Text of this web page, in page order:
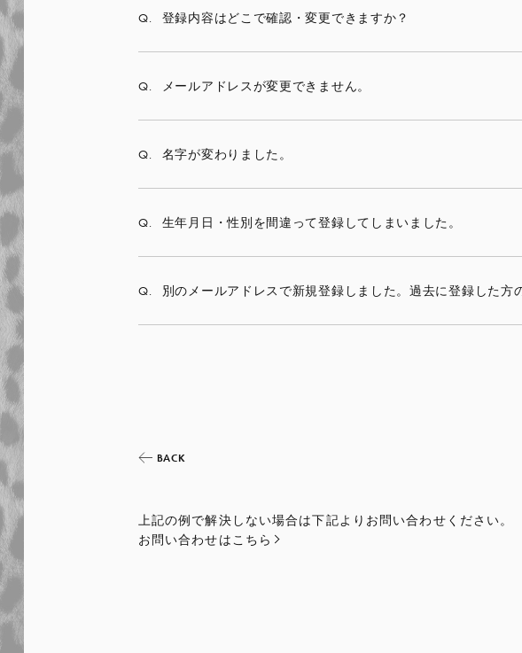
Q. 登録内容はどこで確認・変更できますか？
Q. メールアドレスが変更できません。
Q. 名字が変わりました。
Q. 生年月日・性別を間違って登録してしまいました。
Q. 別のメールアドレスで新規登録しました。過去に登録した方
BACK
上記の例で解決しない場合は下記よりお問い合わせください。
お問い合わせはこちら